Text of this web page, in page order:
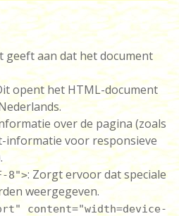
geeft aan dat het document
opent het HTML-document
over de pagina (zoals
informatie voor responsieve
8">: Zorgt ervoor dat speciale
weergegeven.
content="width=device-